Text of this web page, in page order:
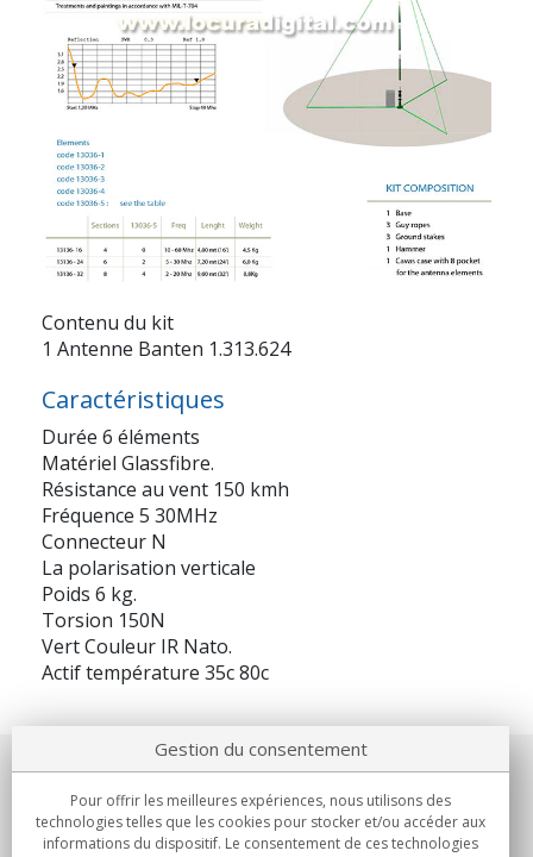
Contenu du kit
1 Antenne Banten 1.313.624
Caractéristiques
Durée 6 éléments
Matériel Glassfibre.
Résistance au vent 150 kmh
Fréquence 5 30MHz
Connecteur N
La polarisation verticale
Poids 6 kg.
Torsion 150N
Vert Couleur IR Nato.
Actif température 35c 80c
Notre société
Engagements
Gestion du consentement
Pour offrir les meilleures expériences, nous utilisons des
technologies telles que les cookies pour stocker et/ou accéder aux
informations du dispositif. Le consentement de ces technologies